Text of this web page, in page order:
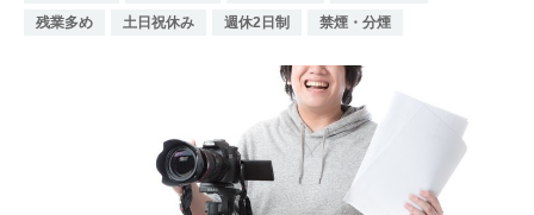
残業多め
土日祝休み 週休2日制 禁煙・分煙